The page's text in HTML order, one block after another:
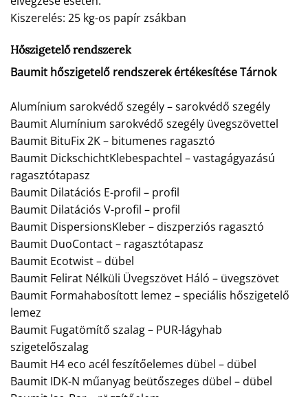
Kiszerelés: 25 kg-os papír zsákban
Hőszigetelő rendszerek
Baumit hőszigetelő rendszerek értékesítése Tárnok
Alumínium sarokvédő szegély – sarokvédő szegély
Baumit Alumínium sarokvédő szegély üvegszövettel
Baumit BituFix 2K – bitumenes ragasztó
Baumit DickschichtKlebespachtel – vastagágyazású
ragasztótapasz
Baumit Dilatációs E-profil – profil
Baumit Dilatációs V-profil – profil
Baumit DispersionsKleber – diszperziós ragasztó
Baumit DuoContact – ragasztótapasz
Baumit Ecotwist – dübel
Baumit Felirat Nélküli Üvegszövet Háló – üvegszövet
Baumit Formahabosított lemez – speciális hőszigetelő
lemez
Baumit Fugatömítő szalag – PUR-lágyhab
szigetelőszalag
Baumit H4 eco acél feszítőelemes dübel – dübel
Baumit IDK-N műanyag beütőszeges dübel – dübel